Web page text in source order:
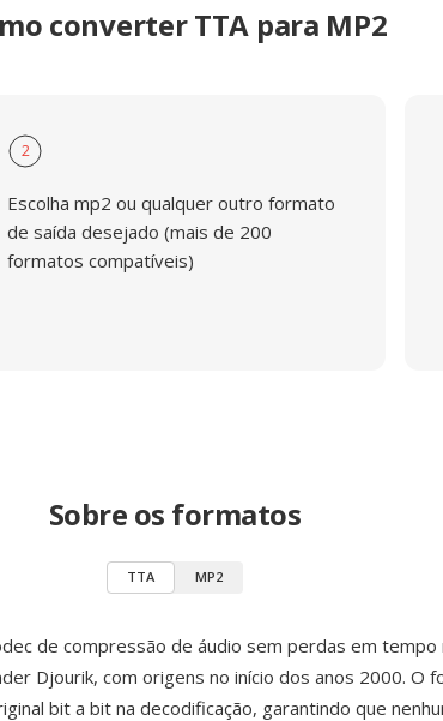
converter TTA para MP2
2
Escolha mp2 ou qualquer outro formato
de saída desejado (mais de 200
formatos compatíveis)
Sobre os formatos
TTA MP2
de compressão de áudio sem perdas em tempo
Djourik, com origens no início dos anos 2000. O
bit a bit na decodificação, garantindo que